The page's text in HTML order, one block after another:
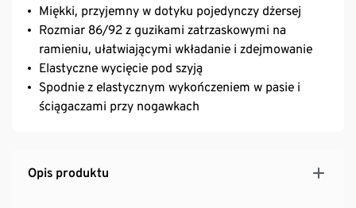
Miękki, przyjemny w dotyku pojedynczy dżersej
Rozmiar 86/92 z guzikami zatrzaskowymi na
ramieniu, ułatwiającymi wkładanie i zdejmowanie
Elastyczne wycięcie pod szyją
Spodnie z elastycznym wykończeniem w pasie i
ściągaczami przy nogawkach
Opis produktu